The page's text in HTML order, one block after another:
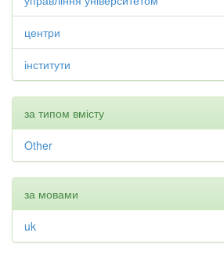
центри
інститути
за типом вмісту
Other
за мовами
uk